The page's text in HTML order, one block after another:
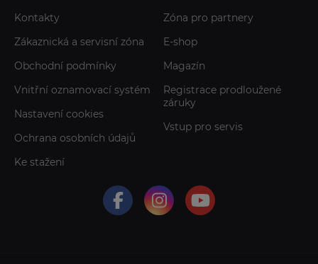
Kontakty
Zákaznická a servisní zóna
Obchodní podmínky
Vnitřní oznamovací systém
Nastavení cookies
Ochrana osobních údajů
Ke stažení
Zóna pro partnery
E-shop
Magazín
Registrace prodloužené
záruky
Vstup pro servis